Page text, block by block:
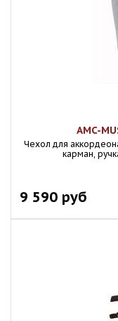
AMC-
Чехол для
карман,
9 590 руб